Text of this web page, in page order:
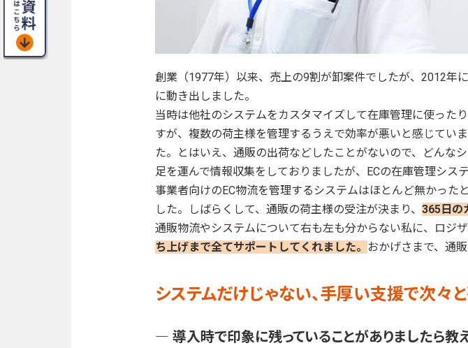
創業（1977年）以来、売上の9割が卸案件でしたが、2012年
に動き出しました。
当時は他社のシステムをカスタマイズして在庫管理に使った
すが、複数の荷主様を管理するうえで効率が悪いと感じてい
た。とはいえ、通販の出荷などしたことがないので、どんな
足を運んで情報収集をしておりましたが、ECの在庫管理シ
事業者向けのEC物流を管理するシステムはほとんど無かっ
した。しばらくして、通販の荷主様の受注が決まり、 365日の
通販物流やシステムについて右も左も分からない私に、ロジ
ち上げまで全てサポートしてくれました。 おかげさまで、通
システムだけじゃない、手厚い支援で次々
― 導入時で印象に残っていることがありましたら教え